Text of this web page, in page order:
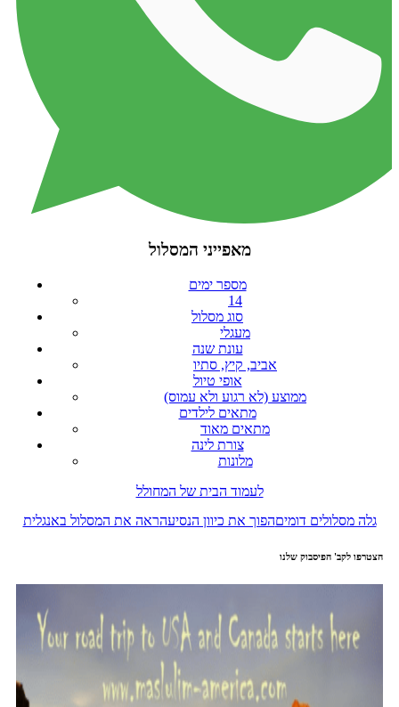
מאפייני המסלול
מספר ימים
14
סוג מסלול
מעגלי
עונת שנה
אביב, קיץ, סתיו
אופי טיול
ממוצע (לא רגוע ולא עמוס)
מתאים לילדים
מתאים מאוד
צורת לינה
מלונות
לעמוד הבית של המחולל
גלה מסלולים דומיםהפוך את כיוון הנסיעהראה את המסלול באנגלית
הצטרפו לקב' הפיסבוק שלנו